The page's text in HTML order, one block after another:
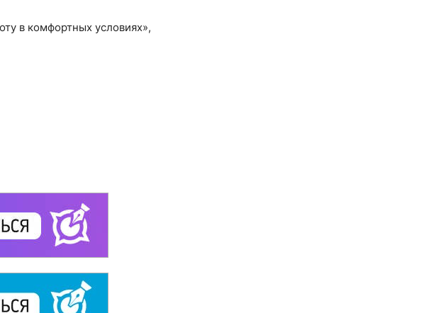
в комфортных условиях»,